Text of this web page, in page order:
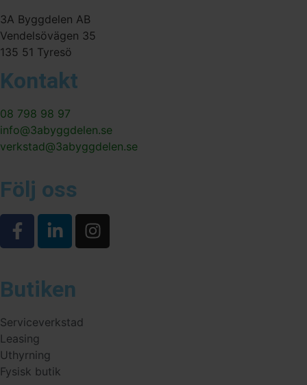
3A Byggdelen AB
Vendelsövägen 35
135 51 Tyresö
Kontakt
08 798 98 97
info@3abyggdelen.se
verkstad@3abyggdelen.se
Följ oss
Butiken
Serviceverkstad
Leasing
Uthyrning
Fysisk butik